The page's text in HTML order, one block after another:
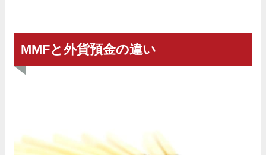
MMFと外貨預金の違い